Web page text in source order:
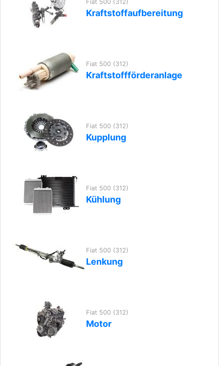
Fiat 500 (312)
Kraftstoffaufbereitung
Fiat 500 (312)
Kraftstoffförderanlage
Fiat 500 (312)
Kupplung
Fiat 500 (312)
Kühlung
Fiat 500 (312)
Lenkung
Fiat 500 (312)
Motor